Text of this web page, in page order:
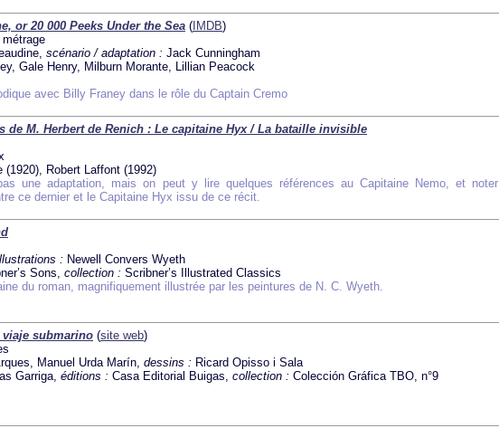
or 20 000 Peeks Under the Sea ( IMDB)
scénario / adaptation : Jack Cunningham
Gale Henry, Milburn Morante, Lillian Peacock
avec Billy Franey dans le rôle du Captain Cremo
de M. Herbert de Renich : Le capitaine Hyx / La bataille invisible
(1920), Robert Laffont (1992)
une adaptation, mais on peut y lire quelques références au Capitaine Nemo, et noter
ce dernier et le Capitaine Hyx issu de ce récit.
: Newell Convers Wyeth
Sons, collection : Scribner’s Illustrated Classics
du roman, magnifiquement illustrée par les peintures de N. C. Wyeth.
submarino (site web)
Manuel Urda Marín, dessins : Ricard Opisso i Sala
Garriga, éditions : Casa Editorial Buigas, collection : Colección Gráfica TBO, n°9